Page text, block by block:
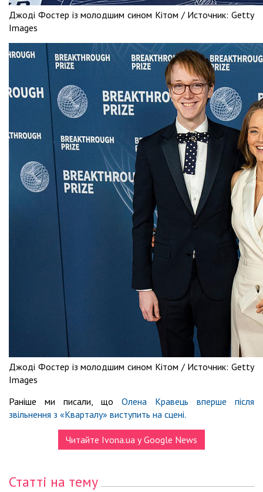
Джоді Фостер із молодшим сином Кітом / Источник: Getty
Images
Джоді Фостер із молодшим сином Кітом / Источник: Getty
Images
Раніше ми писали, що Олена Кравець вперше після
звільнення з «Кварталу» виступить на сцені.
Читайте Ivona.ua у Google News
Статті на тему